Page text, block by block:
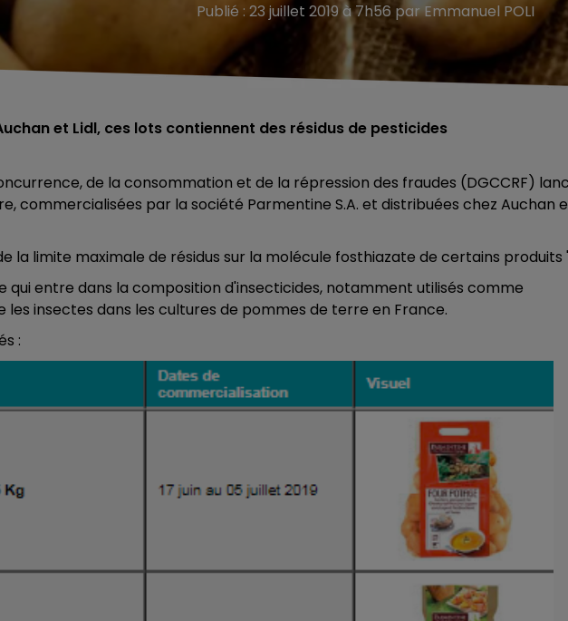
LA RADIO POP
Publié : 23 juillet 2019 à 7h56 par Emmanuel POLI
et Lidl, ces lots contiennent des résidus de pesticides
de la consommation et de la répression des fraudes (DGCCRF)
commercialisées par la société Parmentine S.A. et distribuées chez Auchan
la limite maximale de résidus sur la molécule fosthiazate de certains produits
qui entre dans la composition d'insecticides, notamment utilisés comme
insectes dans les cultures de pommes de terre en France.
: